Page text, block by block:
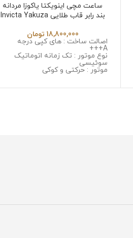
ساعت مچی اینویکتا یاکوزا مردانه
بند رابر قاب طلایی Invicta Yakuza
18,800,000 تومان
اصالت ساخت : های کپی درجه
A+++
نوع موتور : تک زمانه اتوماتیک
سوئیسی
موتور : حرکتی و کوکی
جنس قاب : استینلس استیل ضد
جنس شیشه : مینرال گلس با